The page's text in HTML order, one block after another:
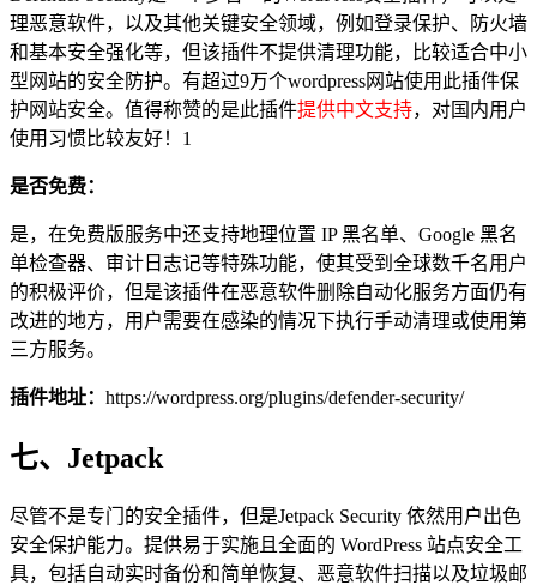
理恶意软件，以及其他关键安全领域，例如登录保护、防火墙
和基本安全强化等，但该插件不提供清理功能，比较适合中小
型网站的安全防护。有超过9万个wordpress网站使用此插件保
护网站安全。值得称赞的是此插件提供中文支持，对国内用户
使用习惯比较友好！1
是否免费：
是，在免费版服务中还支持地理位置 IP 黑名单、Google 黑名
单检查器、审计日志记等特殊功能，使其受到全球数千名用户
的积极评价，但是该插件在恶意软件删除自动化服务方面仍有
改进的地方，用户需要在感染的情况下执行手动清理或使用第
三方服务。
插件地址： https://wordpress.org/plugins/defender-security/
七、Jetpack
尽管不是专门的安全插件，但是Jetpack Security 依然用户出色
安全保护能力。提供易于实施且全面的 WordPress 站点安全工
具，包括自动实时备份和简单恢复、恶意软件扫描以及垃圾邮